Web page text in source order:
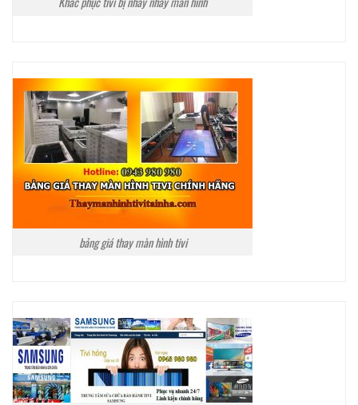
bảng giá thay màn hình tivi